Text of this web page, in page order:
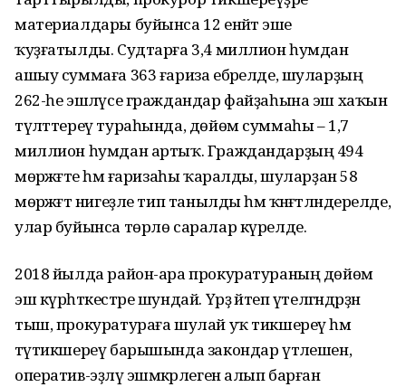
материалдары буйынса 12 енәйәт эше
ҡуҙғатылды. Судтарға 3,4 миллион һумдан
ашыу суммаға 363 ғариза ебәрелде, шуларҙың
262-һе эшләүсе граждандар файҙаһына эш хаҡын
түләттереү тураһында, дөйөм суммаһы – 1,7
миллион һумдан артыҡ. Граждандарҙың 494
мөрәжәғәте һәм ғаризаһы ҡаралды, шуларҙан 58
мөрәжәғәт нигеҙле тип танылды һәм ҡәнәғәтләндерелде,
улар буйынса төрлө саралар күрелде.
2018 йылда район-ара прокуратураның дөйөм
эш күрһәткестәре шундай. Үрҙә әйтеп үтелгәндәрҙән
тыш, прокуратураға шулай уҡ тикшереү һәм
тәүтикшереү барышында закондар үтәлешен,
оператив-эҙләү эшмәкәрлеген алып барған